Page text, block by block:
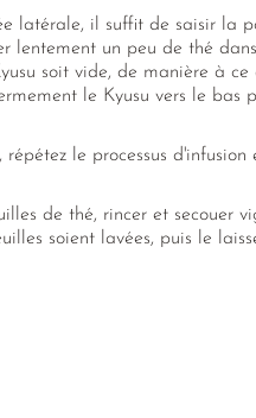
latérale, il suffit de saisir la
lentement un peu de thé
soit vide, de manière à ce
le Kyusu vers le bas
le processus
de thé, rincer et secouer
soient lavées, puis le